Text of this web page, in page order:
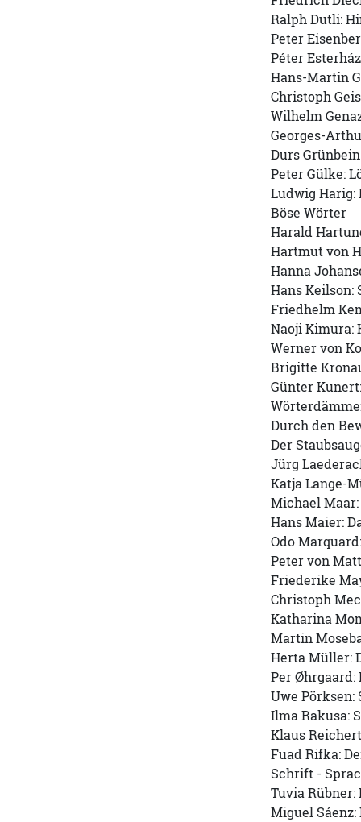
Ralph Dutli:
Peter
Péter
Hans-Martin
Christoph
Wilhelm
Georges-
Durs
Peter Gülke:
Ludwig Harig:
Böse Wörter
Harald
Hartmut von
Hanna
Hans
Friedhelm
Naoji Kimura:
Werner von
Brigitte
Günter
Durch den
Der
Jürg
Katja Lange-
Michael Maar:
Hans Maier:
Odo
Peter von
Friederike
Christoph
Katharina
Martin
Herta Müller:
Per Øhrgaard:
Uwe Pörksen:
Ilma Rakusa:
Klaus
Fuad Rifka:
Schrift -
Tuvia
Miguel